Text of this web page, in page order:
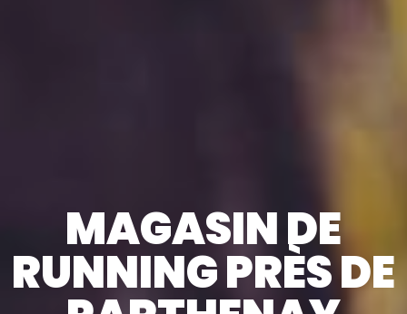
MAGASIN DE
RUNNING PRÈS DE